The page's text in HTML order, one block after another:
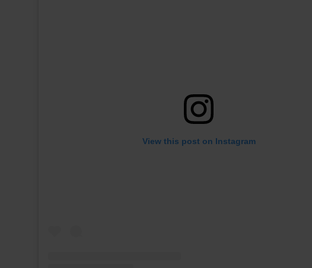
View this post on Instagram